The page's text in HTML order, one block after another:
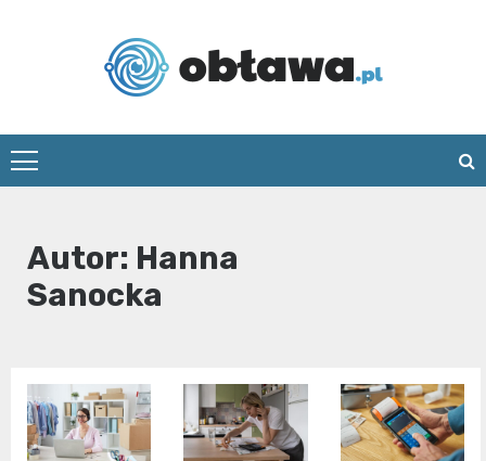
Oblawa.pl
Autor: Hanna
Sanocka